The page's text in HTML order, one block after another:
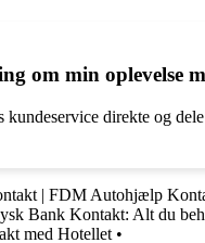
om min oplevelse
direkte og
| FDM Autohjælp
Bank Kontakt: Alt du
med Hotellet •